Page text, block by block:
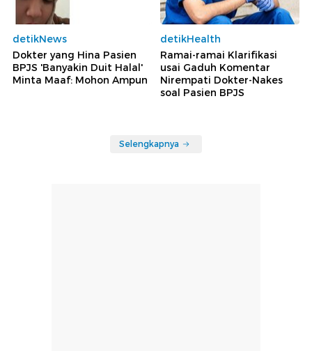
detikNews
Dokter yang Hina Pasien
BPJS 'Banyakin Duit Halal'
Minta Maaf: Mohon Ampun
detikHealth
Ramai-ramai Klarifikasi
usai Gaduh Komentar
Nirempati Dokter-Nakes
soal Pasien BPJS
Selengkapnya